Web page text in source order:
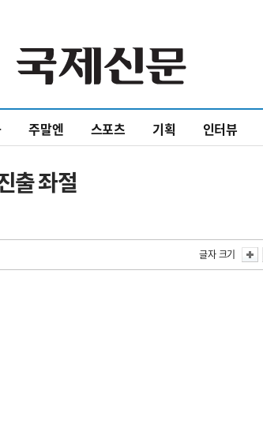
주말엔 스포츠 기획 인터뷰
출 좌절
글자 크기